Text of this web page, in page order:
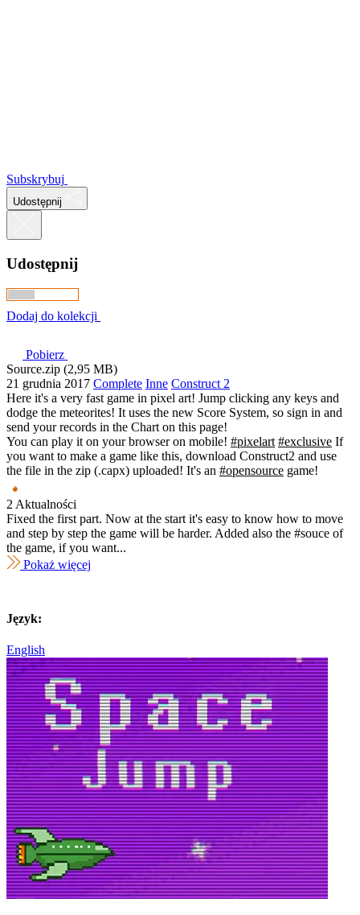
Subskrybuj
Udostępnij
Udostępnij
Dodaj do kolekcji
Pobierz
Source.zip (2,95 MB)
21 grudnia 2017 Complete Inne Construct 2
Here it's a very fast game in pixel art! Jump clicking any keys and
dodge the meteorites! It uses the new Score System, so sign in and
send your records in the Chart on this page!
You can play it on your browser on mobile! #pixelart #exclusive If
you want to make a game like this, download Construct2 and use
the file in the zip (.capx) uploaded! It's an #opensource game!
2 Aktualności
Fixed the first part. Now at the start it's easy to know how to move
and step by step the game will be harder. Added also the #souce of
the game, if you want...
Pokaż więcej
Język:
English